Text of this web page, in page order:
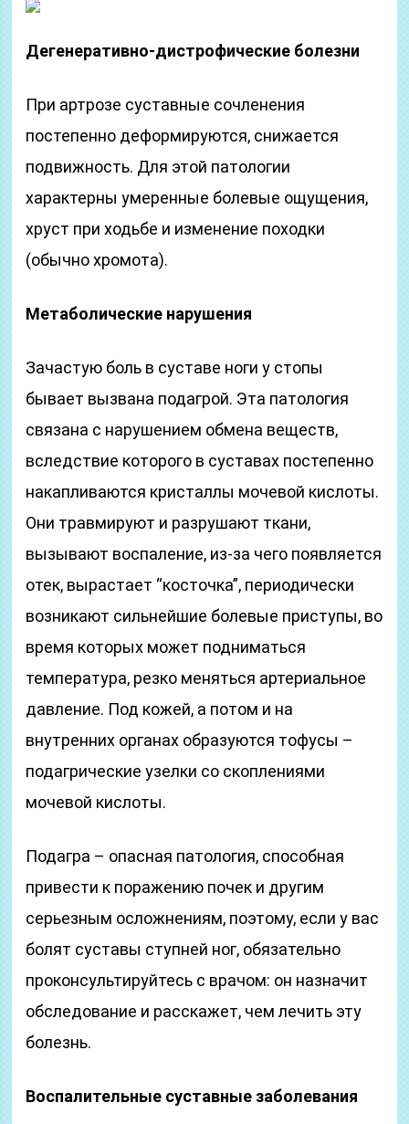
Дегенеративно-дистрофические болезни
При артрозе суставные сочленения
постепенно деформируются, снижается
подвижность. Для этой патологии
характерны умеренные болевые ощущения,
хруст при ходьбе и изменение походки
(обычно хромота).
Метаболические нарушения
Зачастую боль в суставе ноги у стопы
бывает вызвана подагрой. Эта патология
связана с нарушением обмена веществ,
вследствие которого в суставах постепенно
накапливаются кристаллы мочевой кислоты.
Они травмируют и разрушают ткани,
вызывают воспаление, из-за чего появляется
отек, вырастает “косточка”, периодически
возникают сильнейшие болевые приступы, во
время которых может подниматься
температура, резко меняться артериальное
давление. Под кожей, а потом и на
внутренних органах образуются тофусы –
подагрические узелки со скоплениями
мочевой кислоты.
Подагра – опасная патология, способная
привести к поражению почек и другим
серьезным осложнениям, поэтому, если у вас
болят суставы ступней ног, обязательно
проконсультируйтесь с врачом: он назначит
обследование и расскажет, чем лечить эту
болезнь.
Воспалительные суставные заболевания